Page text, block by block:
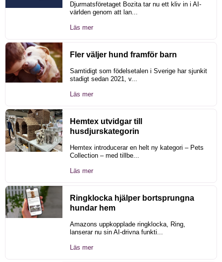
Djurmatsföretaget Bozita tar nu ett kliv in i AI-
världen genom att lan...
Läs mer
Fler väljer hund framför barn
Samtidigt som födelsetalen i Sverige har sjunkit
stadigt sedan 2021, v...
Läs mer
Hemtex utvidgar till
husdjurskategorin
Hemtex introducerar en helt ny kategori – Pets
Collection – med tillbe...
Läs mer
Ringklocka hjälper bortsprungna
hundar hem
Amazons uppkopplade ringklocka, Ring,
lanserar nu sin AI-drivna funkti...
Läs mer